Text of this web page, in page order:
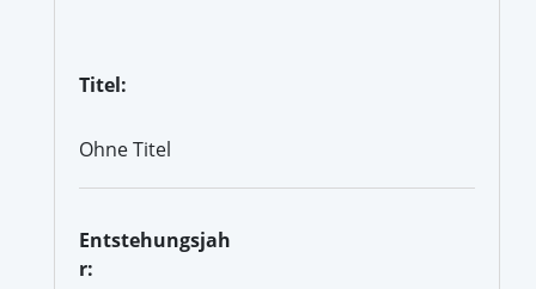
Titel:
Ohne Titel
Entstehungsjah
r: